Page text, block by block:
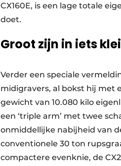
CX160E, is een lage totale
doet.
Groot zijn in iets
Verder een speciale
midigravers, al bokst hij met
gewicht van 10.080 kilo
een ‘triple arm’ met twee
onmiddellijke nabijheid van
conventionele 30 ton
compactere evenknie, de